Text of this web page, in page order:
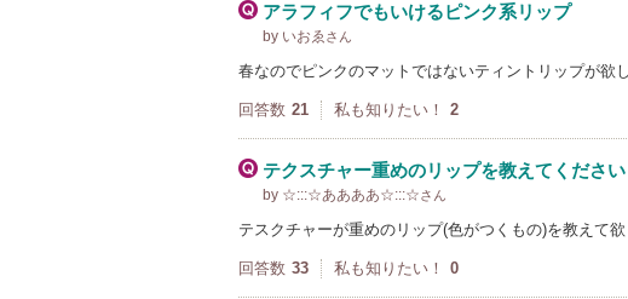
アラフィフでもいけるピンク系リップ
by いおゑ さん
春なのでピンクのマットではないティントリップが
回答数 21 私も知りたい！ 2
テクスチャー重めのリップを教えてください
by ☆:::☆ああああ☆:::☆さん
テスクチャーが重めのリップ(色がつくもの)を教えて
回答数 33 私も知りたい！ 0